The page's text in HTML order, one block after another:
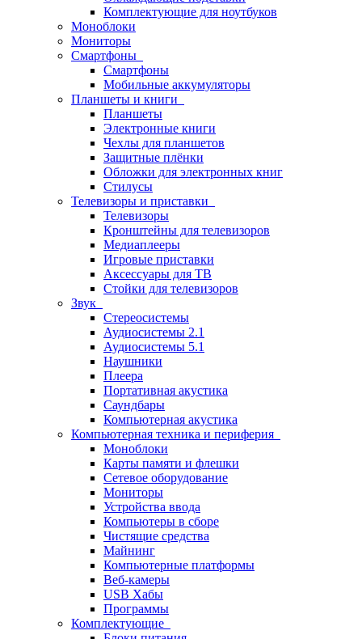
Комплектующие для ноутбуков
Моноблоки
Мониторы
Смартфоны
Смартфоны
Мобильные аккумуляторы
Планшеты и книги
Планшеты
Электронные книги
Чехлы для планшетов
Защитные плёнки
Обложки для электронных книг
Стилусы
Телевизоры и приставки
Телевизоры
Кронштейны для телевизоров
Медиаплееры
Игровые приставки
Аксессуары для ТВ
Стойки для телевизоров
Звук
Стереосистемы
Аудиосистемы 2.1
Аудиосистемы 5.1
Наушники
Плеера
Портативная акустика
Саундбары
Компьютерная акустика
Компьютерная техника и периферия
Моноблоки
Карты памяти и флешки
Сетевое оборудование
Мониторы
Устройства ввода
Компьютеры в сборе
Чистящие средства
Майнинг
Компьютерные платформы
Веб-камеры
USB Хабы
Программы
Комплектующие